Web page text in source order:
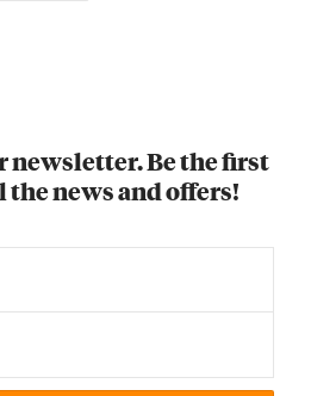
newsletter. Be the first
the news and offers!